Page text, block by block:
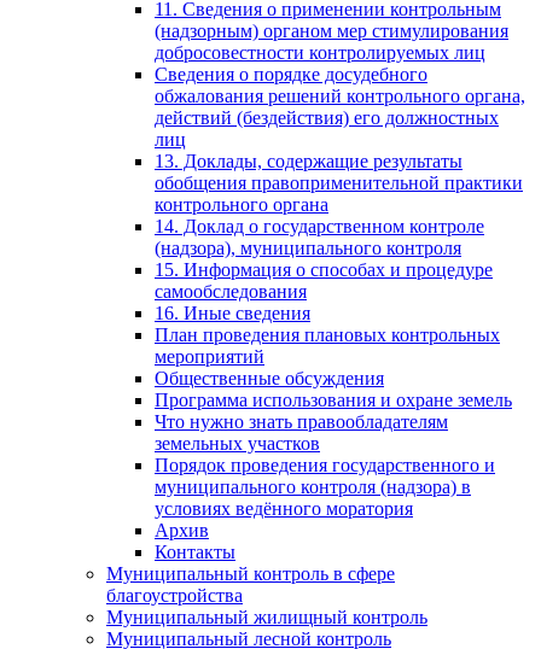
11. Сведения о применении контрольным
(надзорным) органом мер стимулирования
добросовестности контролируемых лиц
Сведения о порядке досудебного
обжалования решений контрольного органа,
действий (бездействия) его должностных
лиц
13. Доклады, содержащие результаты
обобщения правоприменительной практики
контрольного органа
14. Доклад о государственном контроле
(надзора), муниципального контроля
15. Информация о способах и процедуре
самообследования
16. Иные сведения
План проведения плановых контрольных
мероприятий
Общественные обсуждения
Программа использования и охране земель
Что нужно знать правообладателям
земельных участков
Порядок проведения государственного и
муниципального контроля (надзора) в
условиях ведённого моратория
Архив
Контакты
Муниципальный контроль в сфере
благоустройства
Муниципальный жилищный контроль
Муниципальный лесной контроль